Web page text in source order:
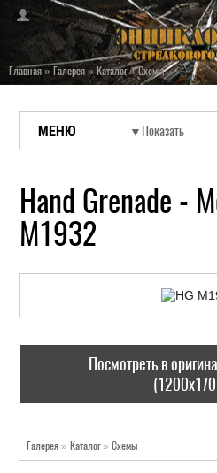
Главная»Галерея»Каталог»Схемы
МЕНЮ
Hand Grenade -
M1932
Посмотреть в
Галерея » Каталог» Схемы